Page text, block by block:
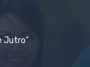
Jutro”